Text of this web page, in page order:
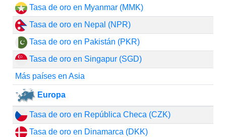
Tasa de oro en Myanmar (MMK)
Tasa de oro en Nepal (NPR)
Tasa de oro en Pakistán (PKR)
Tasa de oro en Singapur (SGD)
Más países en Asia
Europa
Tasa de oro en República Checa (CZK)
Tasa de oro en Dinamarca (DKK)